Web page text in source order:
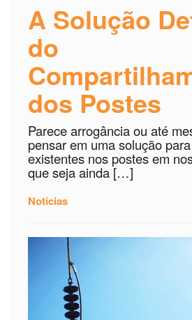
A Solução
do
dos Postes
Parece arrogância ou até
pensar em uma solução
existentes nos postes em
que seja ainda […]
Notícias